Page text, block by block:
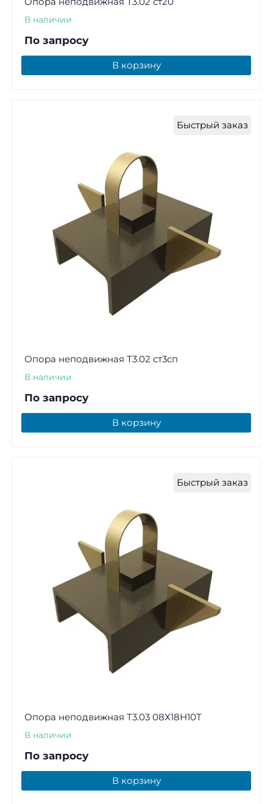
В наличии
По запросу
В корзину
Быстрый заказ
Опора неподвижная Т3.02 ст3сп
В наличии
По запросу
В корзину
Быстрый заказ
Опора неподвижная Т3.03 08Х18Н10Т
В наличии
По запросу
В корзину